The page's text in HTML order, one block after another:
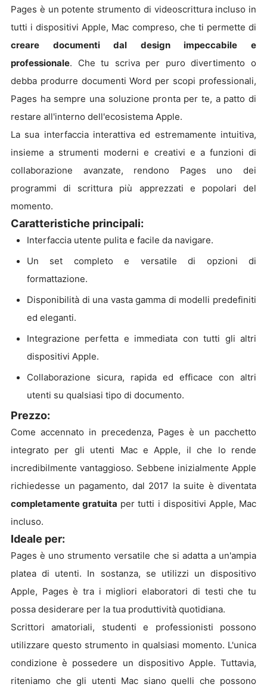
Pages è un potente strumento di videoscrittura incluso in
tutti i dispositivi Apple, Mac compreso, che ti permette di
creare documenti dal design impeccabile e
professionale. Che tu scriva per puro divertimento o
debba produrre documenti Word per scopi professionali,
Pages ha sempre una soluzione pronta per te, a patto di
restare all'interno dell'ecosistema Apple.
La sua interfaccia interattiva ed estremamente intuitiva,
insieme a strumenti moderni e creativi e a funzioni di
collaborazione avanzate, rendono Pages uno dei
programmi di scrittura più apprezzati e popolari del
momento.
Caratteristiche principali:
Interfaccia utente pulita e facile da navigare.
Un set completo e versatile di opzioni di
formattazione.
Disponibilità di una vasta gamma di modelli predefiniti
ed eleganti.
Integrazione perfetta e immediata con tutti gli altri
dispositivi Apple.
Collaborazione sicura, rapida ed efficace con altri
utenti su qualsiasi tipo di documento.
Prezzo:
Come accennato in precedenza, Pages è un pacchetto
integrato per gli utenti Mac e Apple, il che lo rende
incredibilmente vantaggioso. Sebbene inizialmente Apple
richiedesse un pagamento, dal 2017 la suite è diventata
completamente gratuita per tutti i dispositivi Apple, Mac
incluso.
Ideale per:
Pages è uno strumento versatile che si adatta a un'ampia
platea di utenti. In sostanza, se utilizzi un dispositivo
Apple, Pages è tra i migliori elaboratori di testi che tu
possa desiderare per la tua produttività quotidiana.
Scrittori amatoriali, studenti e professionisti possono
utilizzare questo strumento in qualsiasi momento. L'unica
condizione è possedere un dispositivo Apple. Tuttavia,
riteniamo che gli utenti Mac siano quelli che possono